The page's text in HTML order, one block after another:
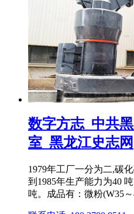
数字方志_中共
室_黑龙江史志网
1979年工厂一分为二,碳
到1985年生产能力为40
吨。成品有：微粉(W35